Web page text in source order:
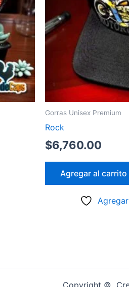
Gorras Unisex Premium
Rock
$6,760.00
Agregar al carrito
Copyright ©